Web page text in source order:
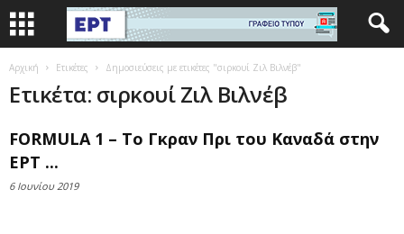
Αρχική Ετικέτες Δημοσιεύσεις με ετικέτες "σιρκουί Ζιλ Βιλνέβ"
Ετικέτα: σιρκουί Ζιλ Βιλνέβ
FORMULA 1 – Το Γκραν Πρι του Καναδά στην
ΕΡΤ ...
6 Ιουνίου 2019